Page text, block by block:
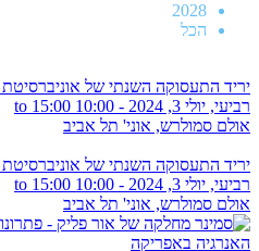
2028
הכל
יריד התעסוקה השנתי של אוניברסיטת
רביעי, יולי 3, 2024 -
10:00
15:00
אולם סמולרש, אוני' תל אביב
יריד התעסוקה השנתי של אוניברסיטת
רביעי, יולי 3, 2024 -
10:00
15:00
אולם סמולרש, אוני' תל אביב